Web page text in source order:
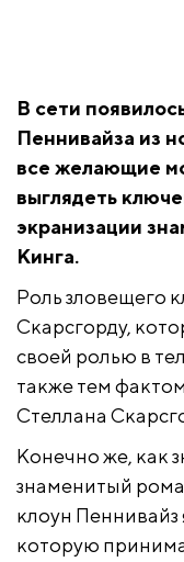
В сети
Пеннивайза из
все желающие
выглядеть
экранизации
Кинга.
Роль зловещего
Скарсгорду,
своей ролью в
также тем
Стеллана
Конечно же, как
знаменитый
клоун
которую